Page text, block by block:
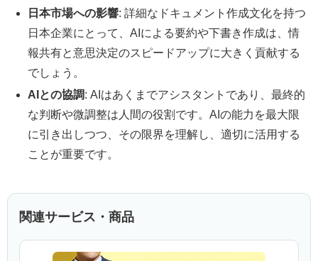
日本市場への影響: 詳細なドキュメント作成文化を持つ
日本企業にとって、AIによる要約や下書き作成は、情
報共有と意思決定のスピードアップに大きく貢献する
でしょう。
AIとの協調: AIはあくまでアシスタントであり、最終的
な判断や微調整は人間の役割です。AIの能力を最大限
に引き出しつつ、その限界を理解し、適切に活用する
ことが重要です。
関連サービス・商品